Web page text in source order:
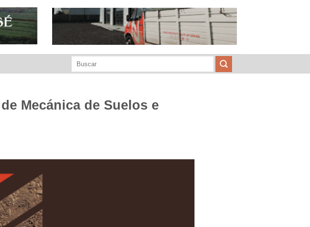
Mecánica de Suelos e